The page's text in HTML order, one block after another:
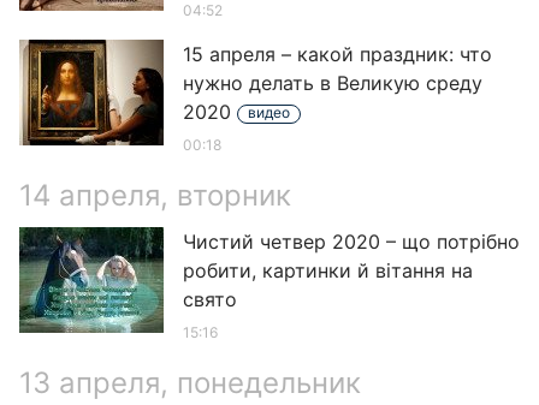
04:52
15 апреля – какой праздник: что
нужно делать в Великую среду
2020
видео
00:18
14 апреля, вторник
Чистий четвер 2020 – що потрібно
робити, картинки й вітання на
свято
15:16
13 апреля, понедельник